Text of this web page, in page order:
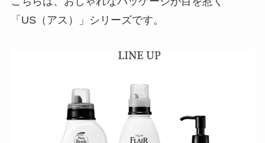
「US（アス）」シリーズです。